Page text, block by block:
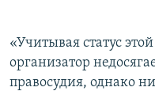
«Учитывая статус
организатор
правосудия, однако